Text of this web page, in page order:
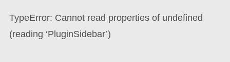
TypeError: Cannot read properties of undefined
(reading ‘PluginSidebar’)